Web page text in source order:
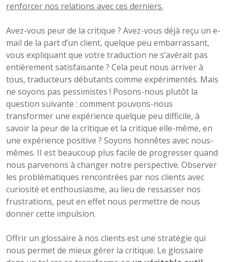
renforcer nos relations avec ces derniers.
Avez-vous peur de la critique ? Avez-vous déjà reçu un e-
mail de la part d’un client, quelque peu embarrassant,
vous expliquant que votre traduction ne s’avérait pas
entièrement satisfaisante ? Cela peut nous arriver à
tous, traducteurs débutants comme expérimentés. Mais
ne soyons pas pessimistes ! Posons-nous plutôt la
question suivante : comment pouvons-nous
transformer une expérience quelque peu difficile, à
savoir la peur de la critique et la critique elle-même, en
une expérience positive ? Soyons honnêtes avec nous-
mêmes. II est beaucoup plus facile de progresser quand
nous parvenons à changer notre perspective. Observer
les problématiques rencontrées par nos clients avec
curiosité et enthousiasme, au lieu de ressasser nos
frustrations, peut en effet nous permettre de nous
donner cette impulsion.
Offrir un glossaire à nos clients est une stratégie qui
nous permet de mieux gérer la critique. Le glossaire